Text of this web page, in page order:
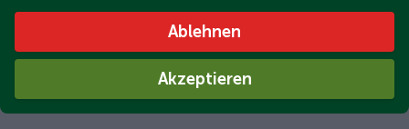
Ablehnen
Akzeptieren